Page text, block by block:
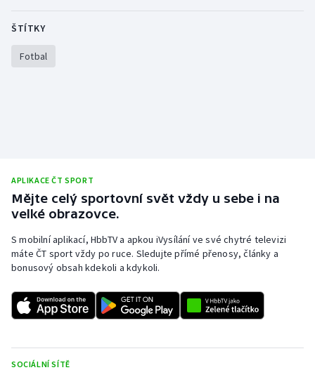
Triatlon
Veslování
Vodní slalom
Volejbal
ŠTÍTKY
Fotbal
APLIKACE ČT SPORT
Mějte celý sportovní svět vždy u sebe i na
velké obrazovce.
S mobilní aplikací, HbbTV a apkou iVysílání ve své chytré televizi
máte ČT sport vždy po ruce. Sledujte přímé přenosy, články a
bonusový obsah kdekoli a kdykoli.
SOCIÁLNÍ SÍTĚ